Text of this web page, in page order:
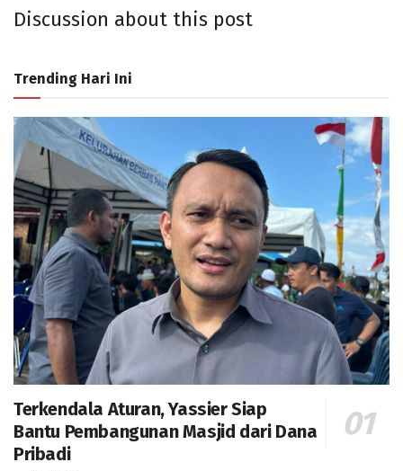
Discussion about this post
Trending Hari Ini
Terkendala Aturan, Yassier Siap
Bantu Pembangunan Masjid dari Dana
Pribadi